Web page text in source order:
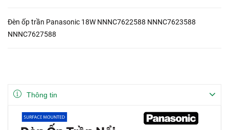
Đèn ốp trần Panasonic 18W NNNC7622588 NNNC7623588
NNNC7627588
Thông tin